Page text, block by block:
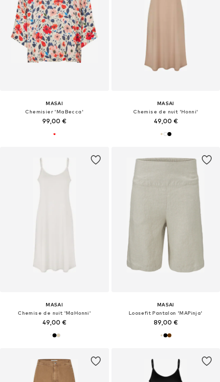
MASAI
Chemisier 'MaBecca'
99,00 €
MASAI
Chemise de nuit 'Honni'
49,00 €
MASAI
Chemise de nuit 'MaHonni'
49,00 €
MASAI
Loosefit Pantalon 'MAPinja'
89,00 €